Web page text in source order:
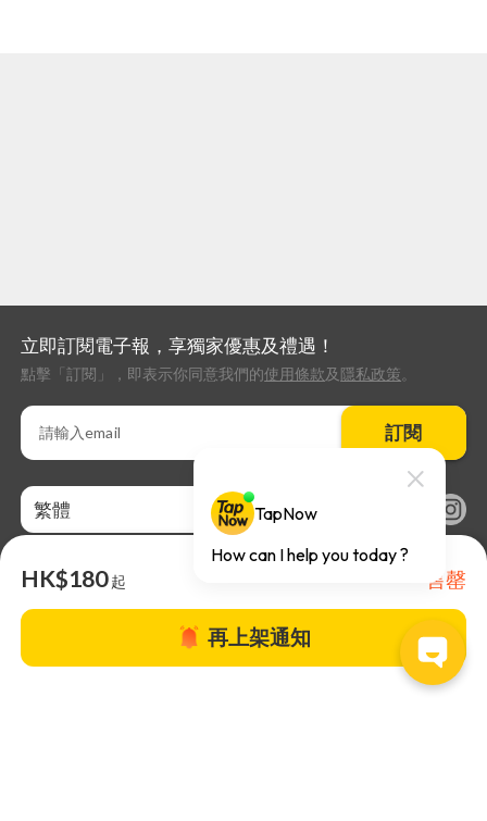
HK$180起 售罄
再上架通知
立即訂閱電子報，享獨家優惠及禮遇！
點擊「訂閱」，即表示你同意我們的使用條款及 隱私政策。
訂閱
繁體
關於TapNow |TapNow Blog |加入成為合作夥伴|網站條款 |幫助